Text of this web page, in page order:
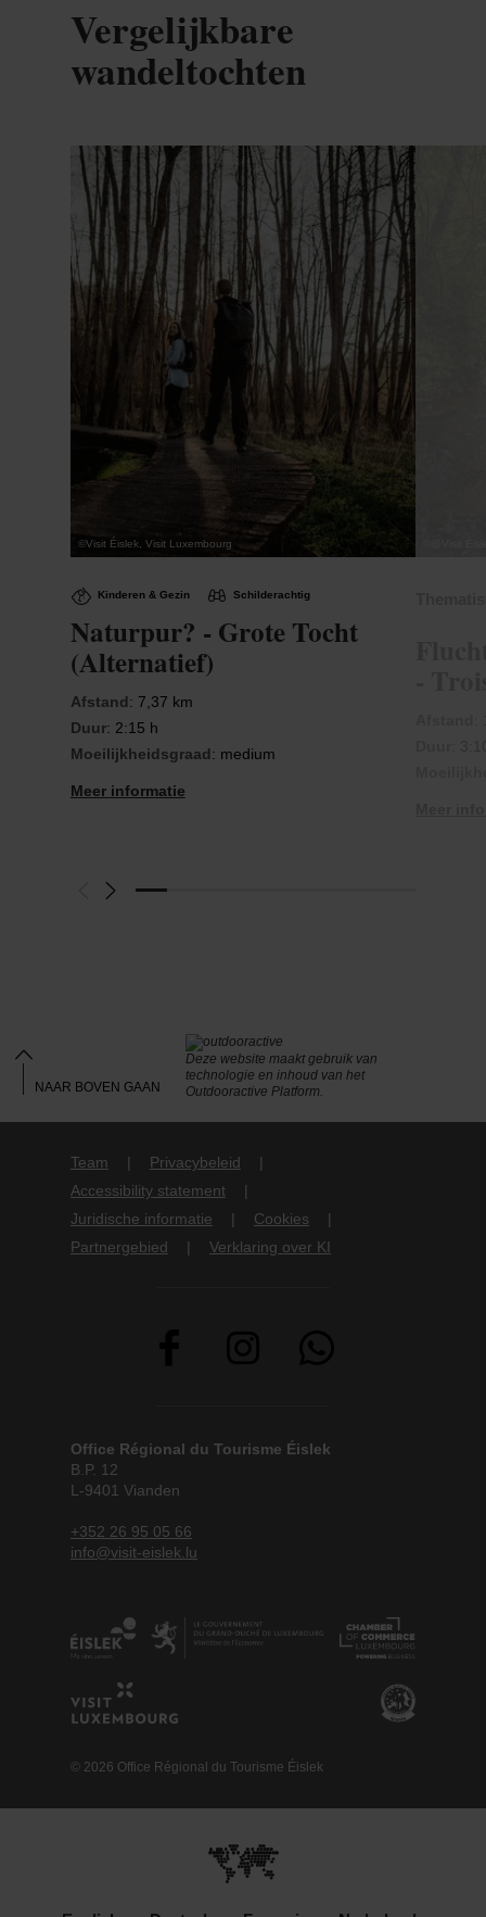
Vergelijkbare
wandeltochten
©Visit Éislek, Visit Luxembourg
Kinderen & Gezin Schilderachtig
Naturpur? - Grote Tocht
(Alternatief)
Afstand: 7,37 km
Duur: 2:15 h
Moeilijkheidsgraad: medium
Meer informatie
Deze website maakt gebruik van
technologie en inhoud van het
Outdooractive Platform.
Team
Privacybeleid
Accessibility statement
Juridische informatie
Cookies
Partnergebied
Verklaring over KI
Office Régional du Tourisme Éislek
B.P. 12
L-9401 Vianden
+352 26 95 05 66
info@visit-eislek.lu
© 2026 Office Régional du Tourisme Éislek
NAAR BOVEN GAAN